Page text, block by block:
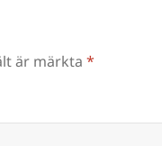
är märkta*